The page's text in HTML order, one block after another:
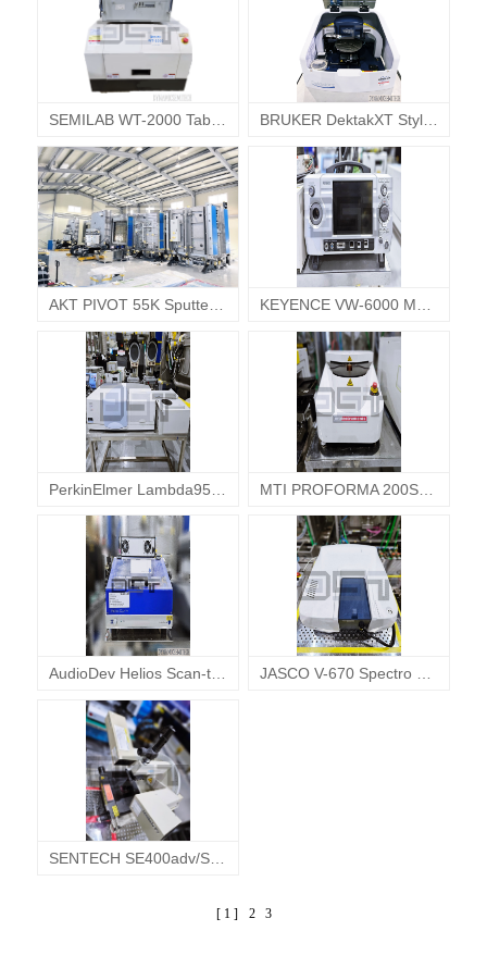
SEMILAB WT-2000 Tabletop Measurement System 세미랩 웨이퍼테스터 웨이퍼검사장비 BRUKER DektakXT Stylus Profiling 브루커 프로파일 단자측정기 박막측정기
MTI PROFORMA 200SA Wafer Measurement System 엠티아이 웨이퍼측정기 웨이퍼두께측정기
AudioDev Helios Scan-tn V3 Spectrometer 헬리오스 웨이퍼두께측정기 웨이퍼굴절측정기 JASCO V-670 Spectro Photo Meters 자스코 분광광도계 스펙트럼측정기
SENTECH SE400adv/SE800PV Ellipsometer 센테크 레이저 박막측정기 박막두께측정기
[ 1 ] 2 3